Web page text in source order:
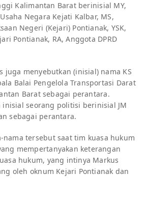
Kalimantan Barat berinisial MY,
Negara Kejati Kalbar, MS,
Negeri (Kejari) Pontianak, YSK,
Pontianak, RA, Anggota DPRD
juga menyebutkan (inisial) nama KS
Balai Pengelola Transportasi Darat
Barat sebagai perantara.
inisial seorang politisi berinisial JM
sebagai perantara.
nama tersebut saat tim kuasa hukum
mempertanyakan keterangan
hukum, yang intinya Markus
oleh oknum Kejari Pontianak dan